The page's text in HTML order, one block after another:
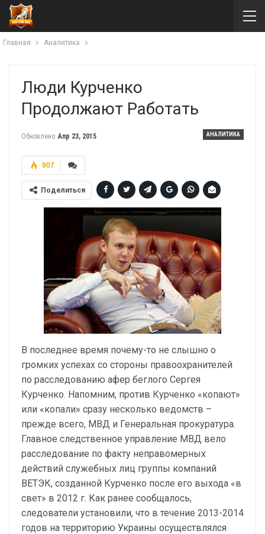
Главная Аналитика
Люди Курченко
Продолжают Работать
АНАЛИТИКА
Обновлено Апр 23, 2015
907
Поделиться
В последнее время почему-то не слышно о
громких успехах со стороны правоохранителей
по расследованию афер беглого Сергея
Курченко. Напомним, против Курченко «копают»
или «копали» сразу несколько ведомств –
прежде всего, МВД и Генеральная прокуратура.
Главное следственное управление МВД вело
расследование по факту неправомерных
действий служебных лиц группы компаний
ВЕТЭК, созданной Курченко после его выхода «в
свет» в 2012 г. Как ранее сообщалось,
следователи установили, что в течение 2013-2014
годов на территорию Украины осуществлялся